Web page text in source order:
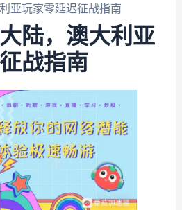
亚玩家零延迟征战指南
陆，澳大利亚
战指南